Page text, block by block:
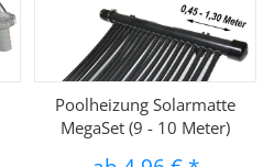
Poolheizung Solarmatte
MegaSet (9 - 10 Meter)